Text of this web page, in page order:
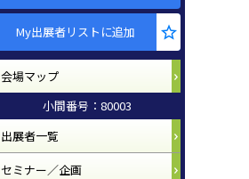
My出展者リストに追加
会場マップ
小間番号：80003
出展者一覧
セミナー／企画